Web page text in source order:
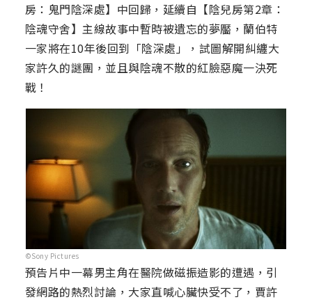
房：鬼門陰深處】中回歸，延續自【陰兒房第2章：
陰魂守舍】主線故事中暫時被遺忘的夢靨，蘭伯特
一家將在10年後回到「陰深處」，試圖解開糾纏大
家許久的謎團，並且與陰魂不散的紅臉惡魔一決死
戰！
©Sony Pictures
預告片中一幕男主角在醫院做磁振造影的遭遇，引
發網路的熱烈討論，大家直喊心臟快受不了，賈許